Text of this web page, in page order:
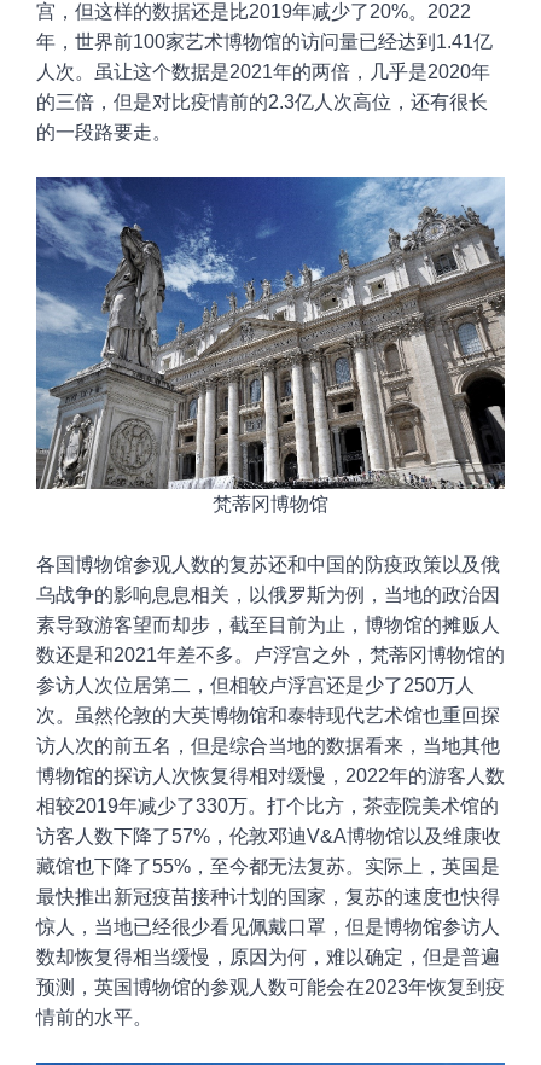
宫，但这样的数据还是比2019年减少了20%。 2022
年 ，世界前100家艺术博物馆的访问量已经达到 1.41亿
人次。虽让这个数据是2021年的两倍，几乎是2020年
的三倍，但是对比疫情前的2.3亿人次高位，还有很长
的一段路要走。
梵蒂冈博物馆
各国博物馆参观人数的复苏还和中国的防疫政策以及俄
乌战争的影响息息相关，以俄罗斯为例，当地的政治因
素导致游客望而却步，截至目前为止，博物馆的摊贩人
数还是和2021年差不多。卢浮宫之外，梵蒂冈博物馆的
参访人次位居第二，但相较卢浮宫还是少了250万人
次。虽然伦敦的大英博物馆和泰特现代艺术馆也重回探
访人次的前五名 ， 但是综合当地的数据看来 ，当地其他
博物馆的探访人次恢复得相对缓慢，2022年的游客人数
相较2019年减少了330万。打个比方，茶壶院美术馆的
访客人数下降了57%，伦敦邓迪V&A博物馆以及维康收
藏馆也下降了55%，至今都无法复苏。实际上，英国是
最快推出新冠疫苗接种计划的国家，复苏的速度也快得
惊人，当地已经很少看见佩戴口罩，但是博物馆参访人
数却恢复得相当缓慢，原因为何，难以确定，但是普遍
预测，英国博物馆的参观人数可能会在2023年恢复到疫
情前的水平。